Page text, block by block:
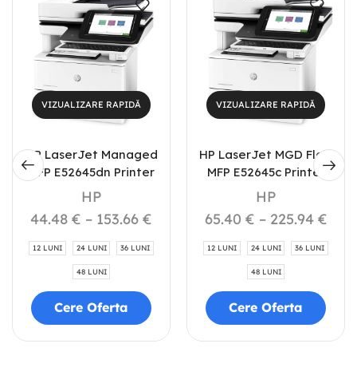
VIZUALIZARE RAPIDĂ
HP LaserJet Managed
MFP E52645dn Printer
HP
44.48 € – 153.66 €
12 LUNI 24 LUNI 36 LUNI
48 LUNI
Cere Oferta
VIZUALIZARE RAPIDĂ
HP LaserJet MGD Flow
MFP E52645c Printer
HP
65.40 € – 225.94 €
12 LUNI 24 LUNI 36 LUNI
48 LUNI
Cere Oferta